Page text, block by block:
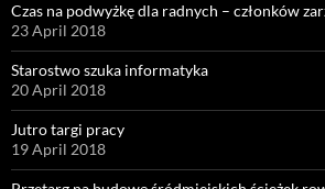
Czas na podwyżkę dla radnych – członków
23 April 2018
Starostwo szuka informatyka
20 April 2018
Jutro targi pracy
19 April 2018